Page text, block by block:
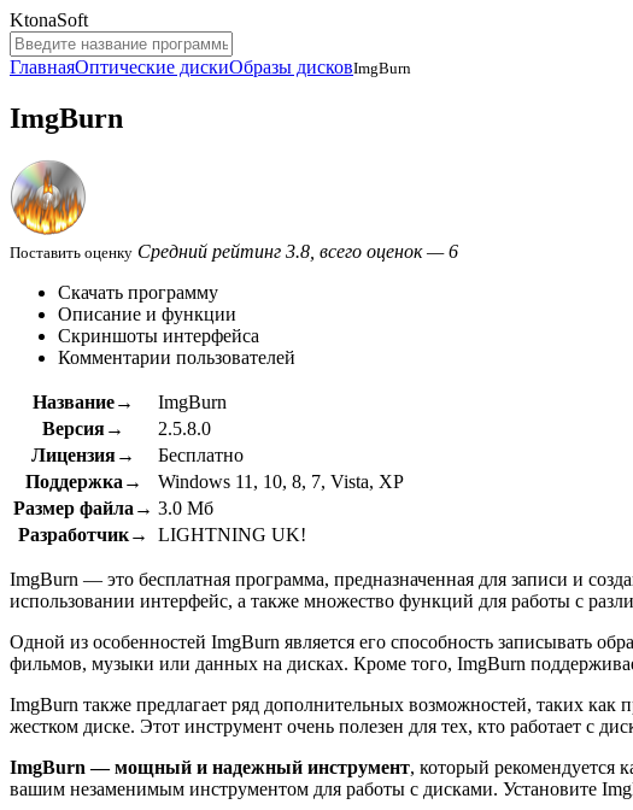
KtonaSoft
ГлавнаяОптические дискиОбразы дисковImgBurn
ImgBurn
Поставить оценку Средний рейтинг 3.8, всего оценок — 6
Скачать программу
Описание и функции
Скриншоты интерфейса
Комментарии пользователей
Название→
ImgBurn
Версия→
2.5.8.0
Лицензия→
Бесплатно
Поддержка→
Windows 11, 10, 8, 7, Vista, XP
Размер файла→ 3.0 Мб
Разработчик→
LIGHTNING UK!
ImgBurn — это бесплатная программа, предназначенная для записи и
использовании интерфейс, а также множество функций для работы с
Одной из особенностей ImgBurn является его способность
фильмов, музыки или данных на дисках. Кроме того, ImgBurn
ImgBurn также предлагает ряд дополнительных возможностей, таких как
жестком диске. Этот инструмент очень полезен для тех, кто работает с
ImgBurn — мощный и надежный инструмент, который рекомендуется
вашим незаменимым инструментом для работы с дисками. Установите